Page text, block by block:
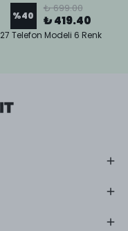
%40
₺ 699.00
₺ 419.40
27 Telefon Modeli 6 Renk